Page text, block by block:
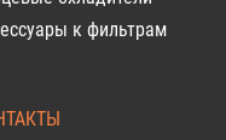
к фильтрам